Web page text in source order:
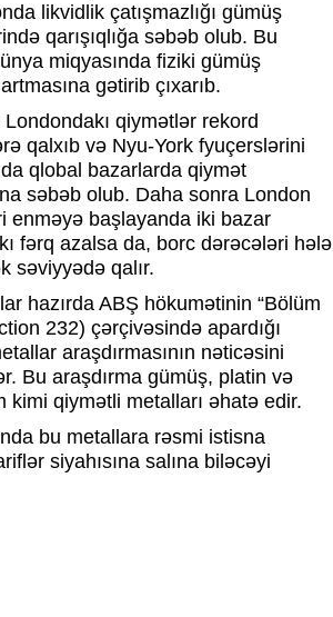
likvidlik çatışmazlığı gümüş
qarışıqlığa səbəb olub. Bu
miqyasında fiziki gümüş
gətirib çıxarıb.
qiymətlər rekord
qalxıb və Nyu-York fyuçerslərini
qlobal bazarlarda qiymət
səbəb olub. Daha sonra London
enməyə başlayanda iki bazar
fərq azalsa da, borc dərəcələri hələ
səviyyədə qalır.
hazırda ABŞ hökumətinin “Bölüm
232) çərçivəsində apardığı
araşdırmasının nəticəsini
Bu araşdırma gümüş, platin və
kimi qiymətli metalları əhatə edir.
bu metallara rəsmi istisna
siyahısına salına biləcəyi